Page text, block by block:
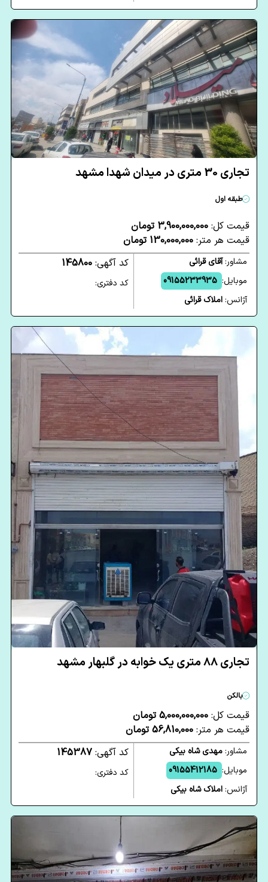
تجاری 30 متری در میدان شهدا مشهد
طبقه اول
قیمت کل: 3,900,000,000 تومان
قیمت هر متر: 130,000,000 تومان
مشاور:آقای قرائی
موبایل: 09155233935
آژانس:املاک قرائی
کد آگهی: 145800
کد دفتری:
تجاری 88 متری یک خوابه در گلبهار مشهد
بالکن
قیمت کل: 5,000,000,000 تومان
قیمت هر متر: 56,810,000 تومان
مشاور:مهدی شاه بیکی
موبایل: 09155412185
آژانس:املاک شاه بیکی
کد آگهی: 145387
کد دفتری: